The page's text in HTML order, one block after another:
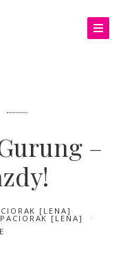
–
[LENA]